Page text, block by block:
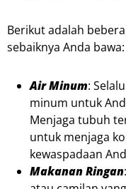
Berikut adalah
sebaiknya Anda bawa:
Air Minum:
minum untuk
Menjaga tubuh
untuk menjaga
kewaspadaan
Makanan Ringan